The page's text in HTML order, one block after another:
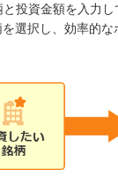
投資金額を入力
選択し、効率的